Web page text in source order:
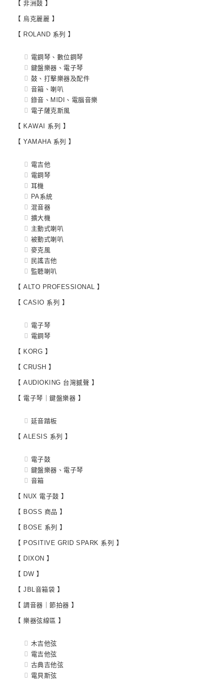
【 非洲鼓 】
【 烏克麗麗 】
【 ROLAND 系列 】
電鋼琴、數位鋼琴
鍵盤樂器、電子琴
鼓、打擊樂器及配件
音箱、喇叭
錄音、MIDI、電腦音樂
電子薩克斯風
【 KAWAI 系列 】
【 YAMAHA 系列 】
電吉他
電鋼琴
耳機
PA系統
混音器
擴大機
主動式喇叭
被動式喇叭
麥克風
民謠吉他
監聽喇叭
【 ALTO PROFESSIONAL 】
【 CASIO 系列 】
電子琴
電鋼琴
【 KORG 】
【 CRUSH 】
【 AUDIOKING 台灣撼聲 】
【 電子琴｜鍵盤樂器 】
延音踏板
【 ALESIS 系列 】
電子鼓
鍵盤樂器、電子琴
音箱
【 NUX 電子鼓 】
【 BOSS 商品 】
【 BOSE 系列 】
【 POSITIVE GRID SPARK 系列 】
【 DIXON 】
【 DW 】
【 JBL音箱袋 】
【 調音器｜節拍器 】
【 樂器弦線區 】
木吉他弦
電吉他弦
古典吉他弦
電貝斯弦